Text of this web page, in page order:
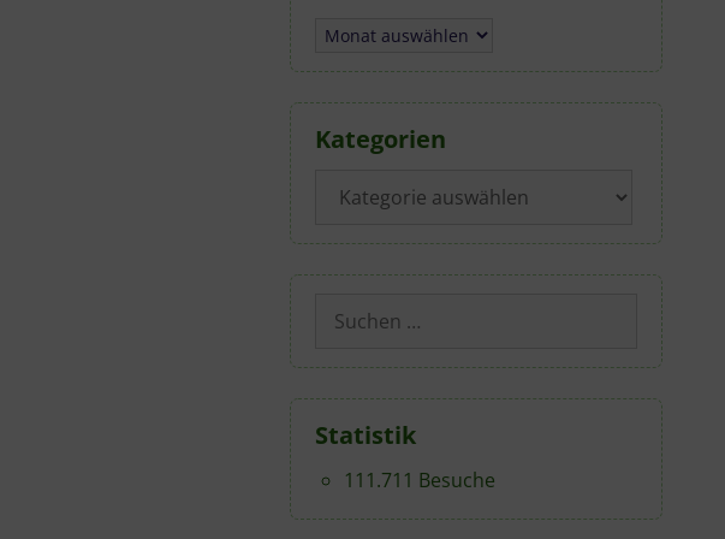
Archiv
Kategorien
Suchen
nach:
Statistik
111.711 Besuche